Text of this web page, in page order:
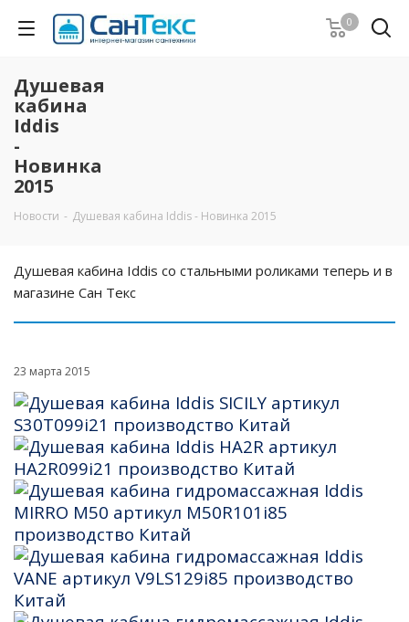
0
Душевая
кабина
Iddis
-
Новинка
2015
Новости - Душевая кабина Iddis - Новинка 2015
Душевая кабина Iddis со стальными роликами теперь и в
магазине Сан Текс
23 марта 2015